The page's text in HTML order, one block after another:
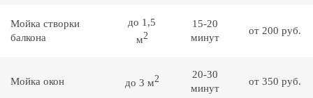
Мойка створки
балкона
до 1,5
м2
15-20
минут
от 200 руб.
Мойка окон до 3 м2
20-30
минут
от 350 руб.